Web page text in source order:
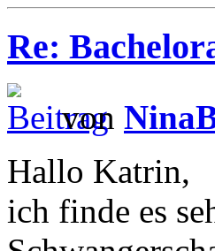
Re:
von
Hallo Katrin,
ich finde es